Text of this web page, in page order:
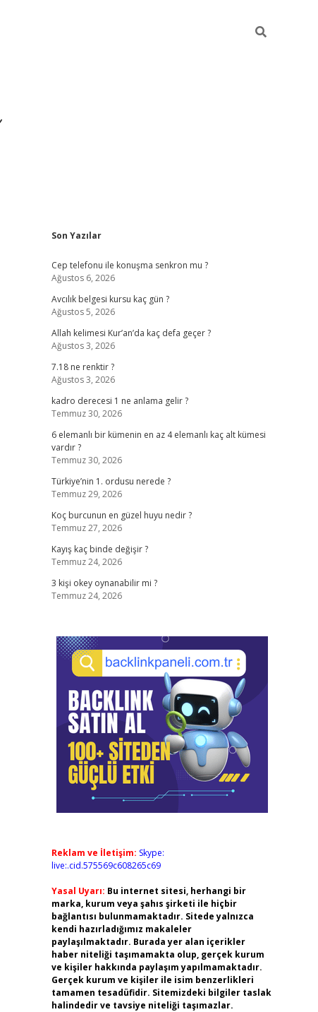
Sidebar
Son Yazılar
Cep telefonu ile konuşma senkron mu ?
Ağustos 6, 2026
Avcılık belgesi kursu kaç gün ?
Ağustos 5, 2026
Allah kelimesi Kur’an’da kaç defa geçer ?
Ağustos 3, 2026
7.18 ne renktir ?
Ağustos 3, 2026
kadro derecesi 1 ne anlama gelir ?
Temmuz 30, 2026
6 elemanlı bir kümenin en az 4 elemanlı kaç alt kümesi
vardır ?
Temmuz 30, 2026
Türkiye’nin 1. ordusu nerede ?
Temmuz 29, 2026
Koç burcunun en güzel huyu nedir ?
Temmuz 27, 2026
Kayış kaç binde değişir ?
Temmuz 24, 2026
3 kişi okey oynanabilir mi ?
Temmuz 24, 2026
Reklam ve İletişim: Skype:
live:.cid.575569c608265c69
Yasal Uyarı: Bu internet sitesi, herhangi bir
marka, kurum veya şahıs şirketi ile hiçbir
bağlantısı bulunmamaktadır. Sitede yalnızca
kendi hazırladığımız makaleler
paylaşılmaktadır. Burada yer alan içerikler
haber niteliği taşımamakta olup, gerçek kurum
ve kişiler hakkında paylaşım yapılmamaktadır.
Gerçek kurum ve kişiler ile isim benzerlikleri
tamamen tesadüfidir. Sitemizdeki bilgiler taslak
halindedir ve tavsiye niteliği taşımazlar.